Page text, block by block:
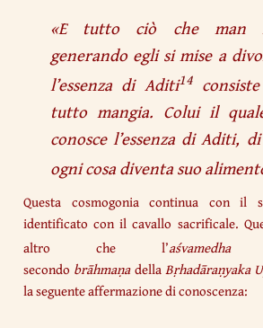
«E tutto ciò che man
generando egli si mise a
l’essenza di Aditi14
tutto mangia. Colui il
conosce l’essenza di Aditi,
ogni cosa diventa suo
Questa cosmogonia continua con il
identificato con il cavallo sacrificale.
altro che l’aśvamedha
secondo brāhmaṇadellaBṛhadāraṇyaka
la seguente affermazione di conoscenza: